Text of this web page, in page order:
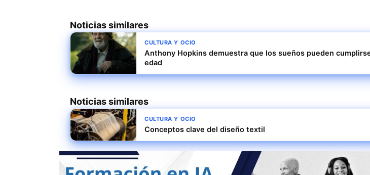
Noticias similares
CULTURA Y OCIO
Anthony Hopkins demuestra que los sueños pueden
edad
Noticias similares
CULTURA Y OCIO
Conceptos clave del diseño textil